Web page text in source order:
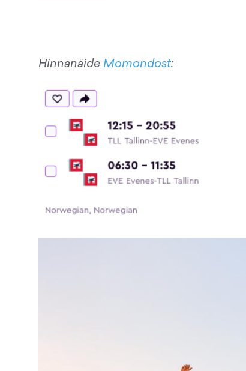
Hinnanäide Momondost: